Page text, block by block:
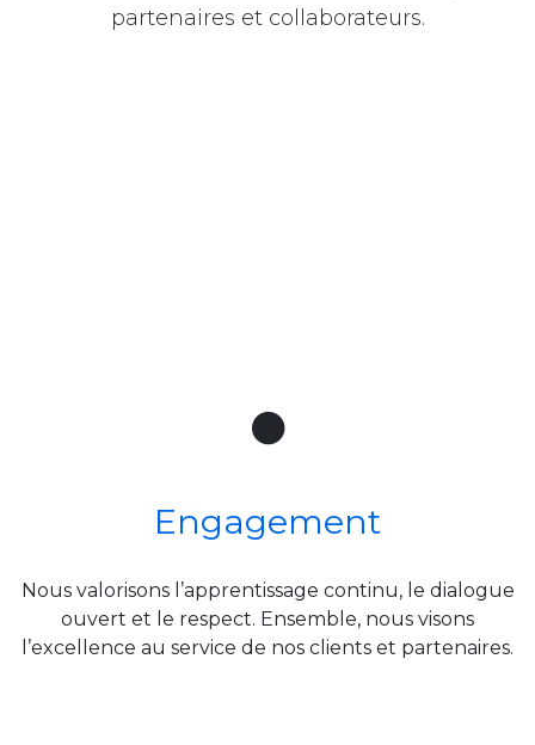
partenaires et collaborateurs.
Engagement
Nous valorisons l’apprentissage continu, le dialogue
ouvert et le respect. Ensemble, nous visons
l’excellence au service de nos clients et partenaires.